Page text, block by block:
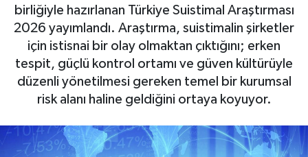
birliğiyle hazırlanan Türkiye Suistimal Araştırması
2026 yayımlandı. Araştırma, suistimalin şirketler
için istisnai bir olay olmaktan çıktığını; erken
tespit, güçlü kontrol ortamı ve güven kültürüyle
düzenli yönetilmesi gereken temel bir kurumsal
risk alanı haline geldiğini ortaya koyuyor.
Otovitrin
Asayiş
Magazin
Spor
Haber Arşivi